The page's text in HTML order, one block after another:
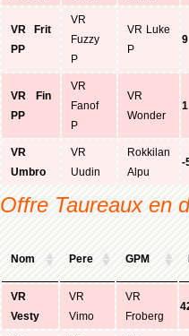
VR Frit
PP
VR
Fuzzy
P
VR Luke
P
9
VR Fin
PP
VR
Fanof
P
VR
Wonder
1
VR
Umbro
VR
Uudin
Rokkilan
Alpu
-
Offre Taureaux en
Nom Pere GPM
VR
Vesty
VR
Vimo
VR
Froberg